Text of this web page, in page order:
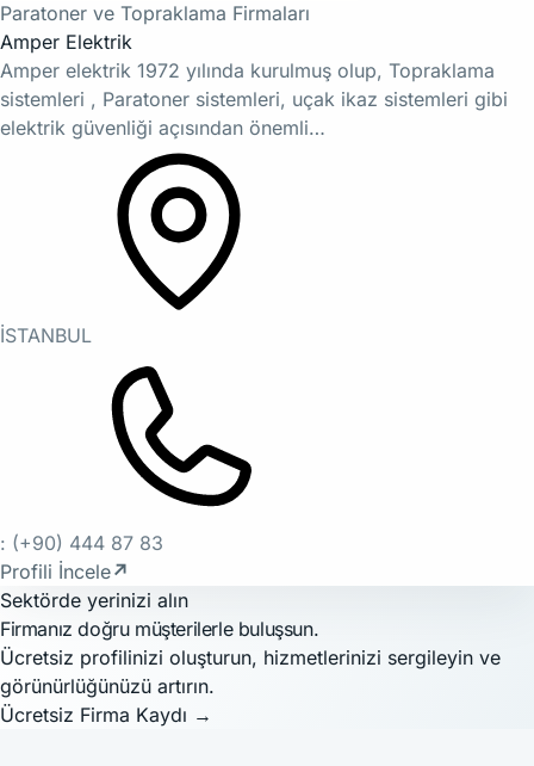
Paratoner ve Topraklama Firmaları
Amper Elektrik
Amper elektrik 1972 yılında kurulmuş olup, Topraklama
sistemleri , Paratoner sistemleri, uçak ikaz sistemleri gibi
elektrik güvenliği açısından önemli…
İSTANBUL
: (+90) 444 87 83
Profili İncele↗
Sektörde yerinizi alın
Firmanız doğru müşterilerle buluşsun.
Ücretsiz profilinizi oluşturun, hizmetlerinizi sergileyin ve
görünürlüğünüzü artırın.
Ücretsiz Firma Kaydı →